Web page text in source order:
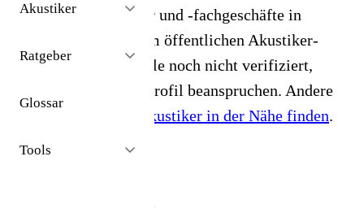
Akustiker
Ratgeber
Glossar
Tools
2 Hörgeräteakustiker und -fachgeschäfte in
Burghausen. Aus dem öffentlichen Akustiker-
Bestand 2026 - Profile noch nicht verifiziert,
Inhaber können ihr Profil beanspruchen. Andere
Hörakustiker in der Nähe finden.